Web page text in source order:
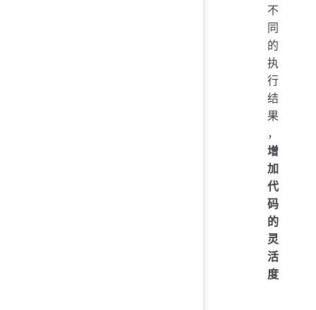
不
同
的
执
行
结
果
，
增
加
代
码
的
灵
活
度